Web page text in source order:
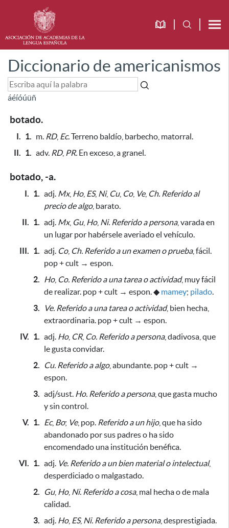
Diccionario de americanismos
áéíóúüñ
botado.
I. 1. m. RD, Ec.Terreno baldío, barbecho, matorral.
II. 1. adv. RD, PR. En exceso, a granel.
botado, -a.
I. 1. adj. Mx, Ho, ES, Ni, Cu, Co, Ve, Ch. Referido al
precio de algo, barato.
II. 1. adj. Mx, Gu, Ho, Ni. Referido a persona, varada en
un lugar por habérsele averiado el vehículo.
III. 1. adj. Co, Ch. Referido a un examen o prueba, fácil.
pop + cult → espon.
2. Ho, Co. Referido a una tarea o actividad, muy fácil
de realizar. pop + cult → espon.◆ mamey; pilado.
3.
Ve. Referido a una tarea o actividad, bien hecha,
extraordinaria. pop + cult → espon.
IV. 1. adj. Ho, CR, Co. Referido a persona, dadivosa, que
le gusta convidar.
2.
Cu. Referido a algo, abundante. pop + cult →
espon.
3. adj/sust. Ho. Referido a persona, que gasta mucho
y sin control.
V. 1. Ec, Bo; Ve, pop. Referido a un hijo, que ha sido
abandonado por sus padres o ha sido
encomendado una institución benéfica.
VI. 1. adj. Ve. Referido a un bien material o intelectual,
desperdiciado o malgastado.
2.
Gu, Ho, Ni. Referido a cosa, mal hecha o de mala
calidad.
3. adj. Ho, ES, Ni. Referido a persona, desprestigiada.